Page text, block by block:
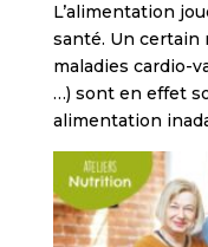
L’alimentation
santé. Un certain
maladies cardio-
…) sont en effet
alimentation